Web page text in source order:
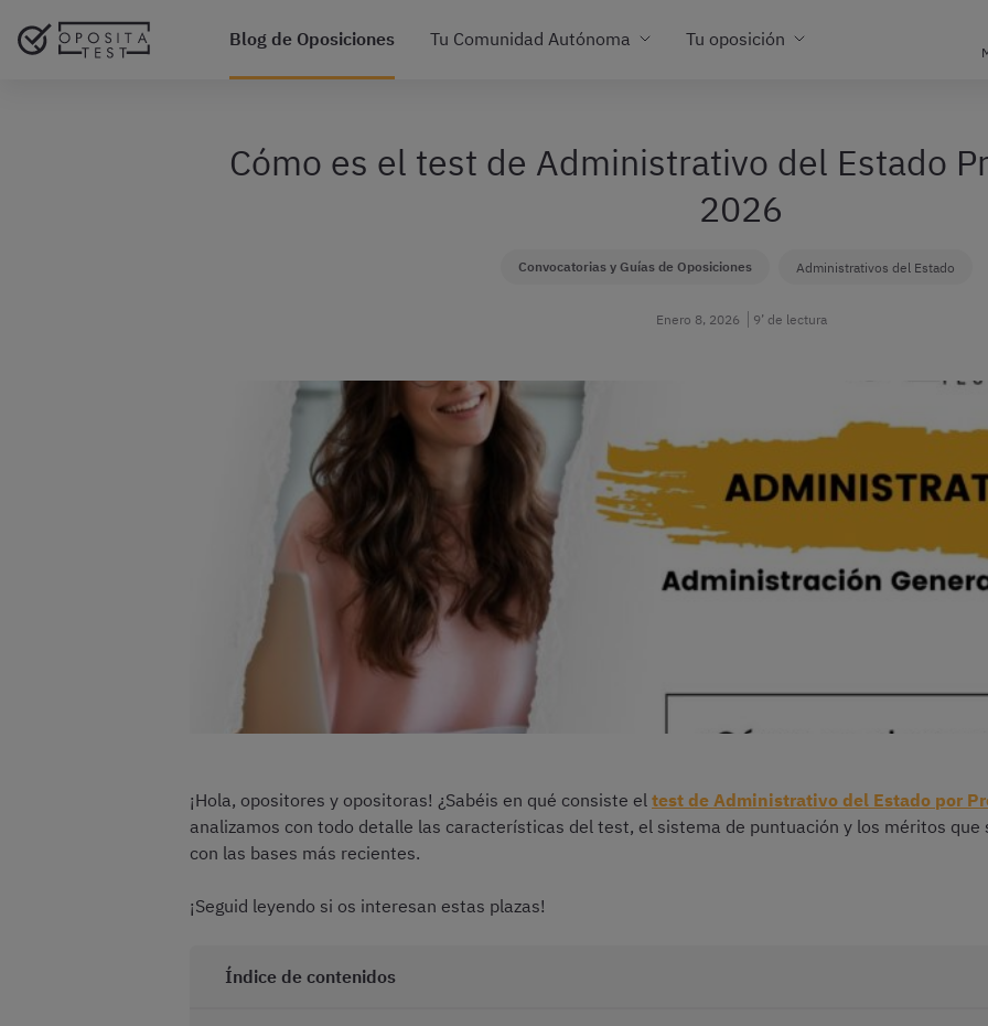
Blog de Oposiciones Tu Comunidad Autónoma Tu oposición
Cómo es el test de Administrativo del Estado
2026
Convocatorias y Guías de Oposiciones Administrativos del Estado
Enero 8, 2026 9’ de lectura
¡Hola, opositores y opositoras! ¿Sabéis en qué consiste el test de Administrativo del Estado por
analizamos con todo detalle las características del test, el sistema de puntuación y los méritos que
con las bases más recientes.
¡Seguid leyendo si os interesan estas plazas!
Índice de contenidos